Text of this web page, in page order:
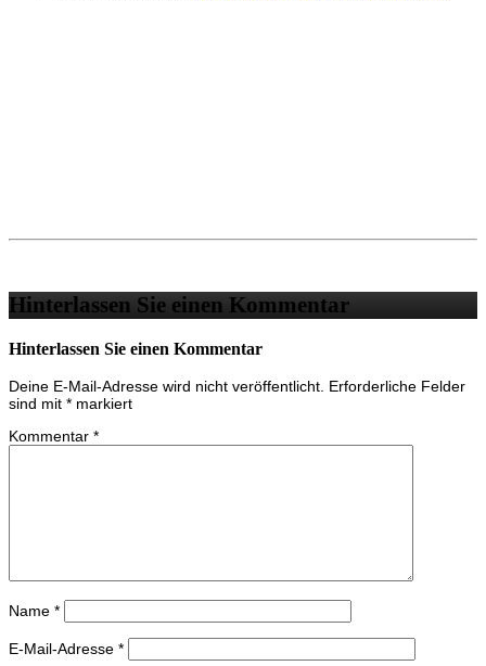
Hinterlassen Sie einen Kommentar
Hinterlassen Sie einen Kommentar
Deine E-Mail-Adresse wird nicht veröffentlicht. Erforderliche Felder
sind mit * markiert
Kommentar *
Name *
E-Mail-Adresse *